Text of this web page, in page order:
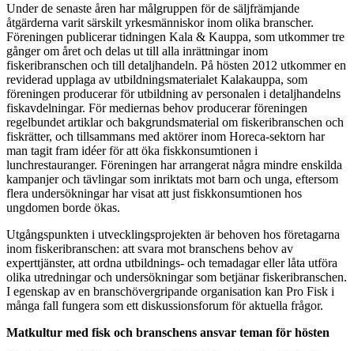
Under de senaste åren har målgruppen för de säljfrämjande
åtgärderna varit särskilt yrkesmänniskor inom olika branscher.
Föreningen publicerar tidningen Kala & Kauppa, som utkommer tre
gånger om året och delas ut till alla inrättningar inom
fiskeribranschen och till detaljhandeln. På hösten 2012 utkommer en
reviderad upplaga av utbildningsmaterialet Kalakauppa, som
föreningen producerar för utbildning av personalen i detaljhandelns
fiskavdelningar. För mediernas behov producerar föreningen
regelbundet artiklar och bakgrundsmaterial om fiskeribranschen och
fiskrätter, och tillsammans med aktörer inom Horeca-sektorn har
man tagit fram idéer för att öka fiskkonsumtionen i
lunchrestauranger. Föreningen har arrangerat några mindre enskilda
kampanjer och tävlingar som inriktats mot barn och unga, eftersom
flera undersökningar har visat att just fiskkonsumtionen hos
ungdomen borde ökas.
Utgångspunkten i utvecklingsprojekten är behoven hos företagarna
inom fiskeribranschen: att svara mot branschens behov av
experttjänster, att ordna utbildnings- och temadagar eller låta utföra
olika utredningar och undersökningar som betjänar fiskeribranschen.
I egenskap av en branschövergripande organisation kan Pro Fisk i
många fall fungera som ett diskussionsforum för aktuella frågor.
Matkultur med fisk och branschens ansvar teman för hösten